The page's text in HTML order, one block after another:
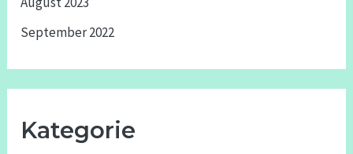
September 2022
Kategorie